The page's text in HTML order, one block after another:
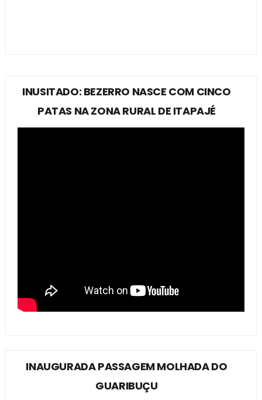
INUSITADO: BEZERRO NASCE COM CINCO
PATAS NA ZONA RURAL DE ITAPAJÉ
INAUGURADA PASSAGEM MOLHADA DO
GUARIBUÇU